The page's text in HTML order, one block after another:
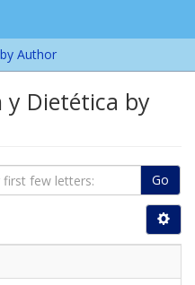
Author
y Dietética by
Go